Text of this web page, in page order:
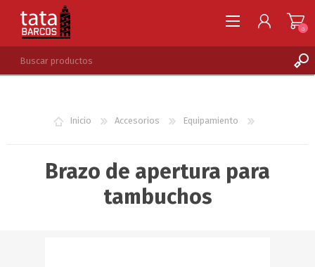
LISTA DE DESEOS
0
Inicio Accesorios Equipamiento
Brazo de apertura para
tambuchos